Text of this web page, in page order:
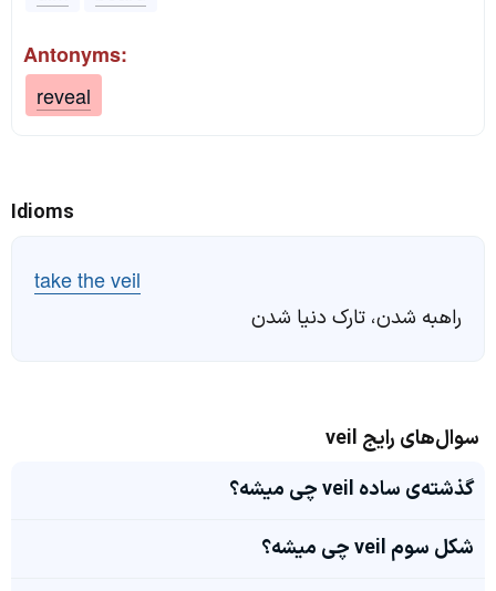
Antonyms:
reveal
Idioms
take the veil
راهبه شدن، تارک دنیا شدن
سوال‌های رایج veil
گذشته‌ی ساده veil چی میشه؟
شکل سوم veil چی میشه؟